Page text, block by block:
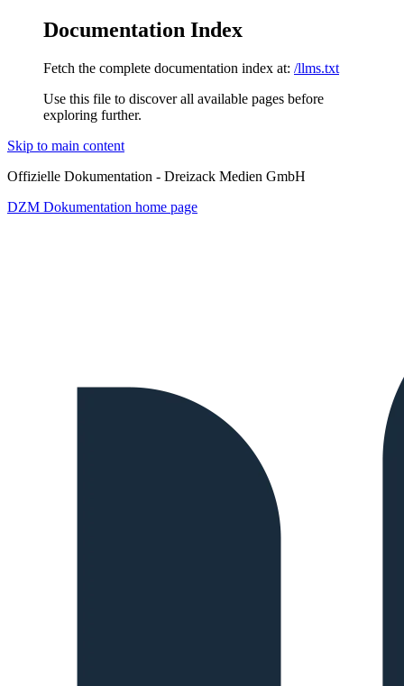
Documentation Index
Fetch the complete documentation index at: /llms.txt
Use this file to discover all available pages before
exploring further.
Skip to main content
Offizielle Dokumentation - Dreizack Medien GmbH
DZM Dokumentation home page